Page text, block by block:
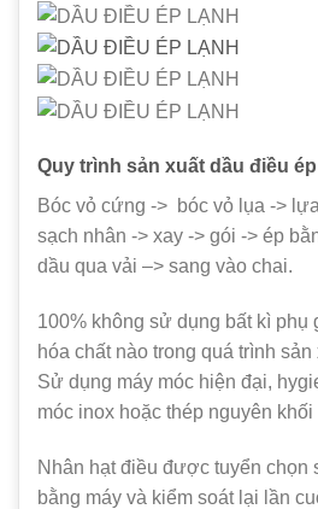
Quy trình sản xuất dầu điều é
Bóc vỏ cứng -> bóc vỏ lụa ->
sạch nhân -> xay -> gói -> ép
dầu qua vải –> sang vào chai.
100% không sử dụng bất kì phụ
hóa chất nào trong quá trình sản
Sử dụng máy móc hiện đại,
móc inox hoặc thép nguyên khối
Nhân hạt điều được tuyển chọn
bằng máy và kiểm soát lại lần